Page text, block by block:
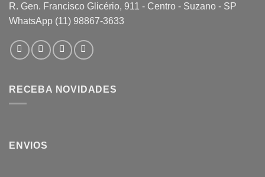
R. Gen. Francisco Glicério, 911 - Centro - Suzano - SP
WhatsApp (11) 98867-3633
RECEBA NOVIDADES
ENVIOS